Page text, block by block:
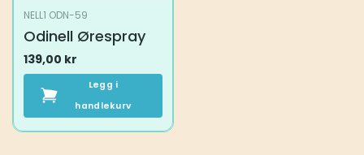
NELL1 ODN-59
Odinell Ørespray
139,00 kr
Legg i
handlekurv